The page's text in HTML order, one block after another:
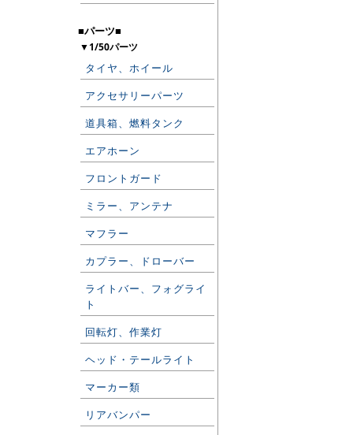
■パーツ■
▼1/50パーツ
タイヤ、ホイール
アクセサリーパーツ
道具箱、燃料タンク
エアホーン
フロントガード
ミラー、アンテナ
マフラー
カプラー、ドローバー
ライトバー、フォグライ
ト
回転灯、作業灯
ヘッド・テールライト
マーカー類
リアバンパー